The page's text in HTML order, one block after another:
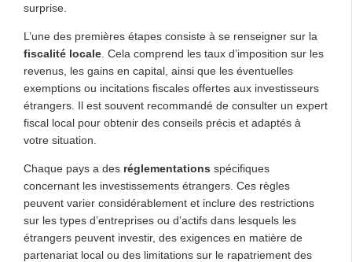
surprise.
L’une des premières étapes consiste à se renseigner sur la
fiscalité locale . Cela comprend les taux d’imposition sur les
revenus, les gains en capital, ainsi que les éventuelles
exemptions ou incitations fiscales offertes aux investisseurs
étrangers. Il est souvent recommandé de consulter un expert
fiscal local pour obtenir des conseils précis et adaptés à
votre situation.
Chaque pays a des réglementations spécifiques
concernant les investissements étrangers. Ces règles
peuvent varier considérablement et inclure des restrictions
sur les types d’entreprises ou d’actifs dans lesquels les
étrangers peuvent investir, des exigences en matière de
partenariat local ou des limitations sur le rapatriement des